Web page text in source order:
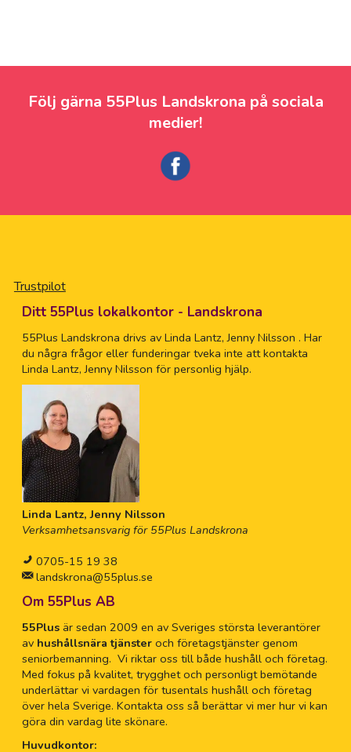
Följ gärna 55Plus Landskrona på sociala
medier!
Trustpilot
Ditt 55Plus lokalkontor - Landskrona
55Plus Landskrona drivs av Linda Lantz, Jenny Nilsson . Har
du några frågor eller funderingar tveka inte att kontakta
Linda Lantz, Jenny Nilsson för personlig hjälp.
Linda Lantz, Jenny Nilsson
Verksamhetsansvarig för 55Plus Landskrona
0705-15 19 38
landskrona@55plus.se
Om 55Plus AB
55Plusär sedan 2009 en av Sveriges största leverantörer
av hushållsnära tjänsteroch företagstjänster genom
seniorbemanning. Vi riktar oss till både hushåll och företag.
Med fokus på kvalitet, trygghet och personligt bemötande
underlättar vi vardagen för tusentals hushåll och företag
över hela Sverige. Kontakta oss så berättar vi mer hur vi kan
göra din vardag lite skönare.
Huvudkontor: